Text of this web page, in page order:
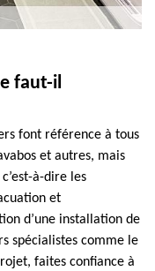
faut-il
font référence à tous
et autres, mais
à-dire les
et
d’une installation de
spécialistes comme le
faites confiance à